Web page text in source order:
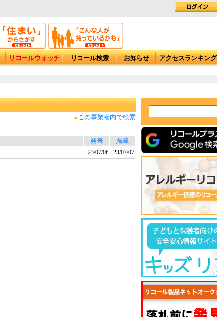
リコールウォッチ リコール検索 お知らせ アクセスランキング
■ この事業者内で検索
発表
掲載
23/07/06 23/07/07